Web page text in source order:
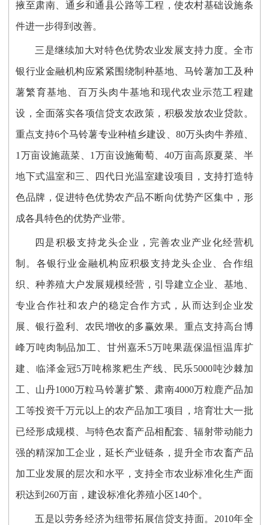
掖至肃南、通乡和通县公路等工程，使农村基础设施条
件进一步得到改善。
三是继续加大对特色优势农业发展支持力度。全市
银行业金融机构应紧紧围绕制种基地、马铃薯加工及种
薯繁育基地、百万头肉牛基地和现代农业示范工程建
设，全面落实各项信贷支农政策，积极发放农业贷款。
重点支持6个马铃薯专业种植乡建设、80万头肉牛养殖、
1万亩设施蔬菜、1万亩设施葡萄、40万亩高原夏菜、半
地下式温室和三、四代日光温室建设项目，支持打造特
色品牌，促进特色优势农产品不断向优势产区集中，形
成各具特色的优势产业带。
四是积极支持龙头企业，完善农业产业化经营机
制。各银行业金融机构应积极支持龙头企业、合作组
织、种养殖大户发展规模经营，引导建立企业、基地、
专业合作社和农户的稳定合作方式，从而达到企业发
展、银行盈利、农民增收的多赢效果。重点支持高台博
峰万吨肉制品加工、甘州嘉禾5万吨果蔬保温恒温库扩
建、临泽金冠5万吨棉浆粑生产线、民乐5000吨沙棘加
工、山丹1000万粒马铃薯扩繁、肃南4000万粒鹿产品加
工等投资千万元以上的农产品加工项目，培育壮大一批
已经形成规模、与特色农畜产品相配套、辐射带动能力
强的精深加工企业，延长产业链条，提升全市农畜产品
加工业发展的层次和水平，支持全市农业标准化生产面
积达到260万亩，建设标准化养殖小区140个。
五是以劳务经济为纽带拓展信贷支持面。2010年全